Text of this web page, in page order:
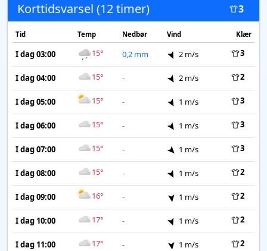
Korttidsvarsel (12 timer) 3
Tid Temp Nedbør Vind Klær
I dag 03:00 15° 0,2 mm 2 m/s 3
I dag 04:00 15° - 2 m/s 2
I dag 05:00 15° - 1 m/s 3
I dag 06:00 15° - 1 m/s 3
I dag 07:00 15° - 1 m/s 3
I dag 08:00 15° - 1 m/s 2
I dag 09:00 16° - 1 m/s 2
I dag 10:00 17° - 1 m/s 2
I dag 11:00 17° - 1 m/s 2